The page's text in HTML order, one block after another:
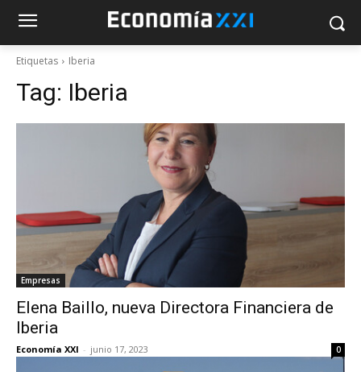
Etiquetas Iberia
Tag: Iberia
Empresas
Elena Baillo, nueva Directora Financiera de
Iberia
Economía XXI - junio 17, 2023 0